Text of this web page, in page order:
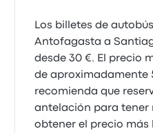
Los billetes de
Antofagasta a
desde 30 €. El precio
de aproximadamente
recomienda que
antelación para tener
obtener el precio más